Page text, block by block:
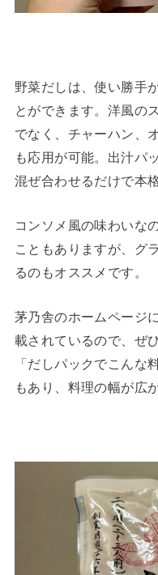
野菜だしは、使い勝手
とができます。洋風の
でなく、チャーハン、
も応用が可能。出汁パ
混ぜ合わせるだけで本
コンソメ風の味わいな
こともありますが、グ
るのもオススメです。 ⁡
茅乃舎のホームページ
載されているので、ぜ
「だしパックでこんな
もあり、料理の幅が広